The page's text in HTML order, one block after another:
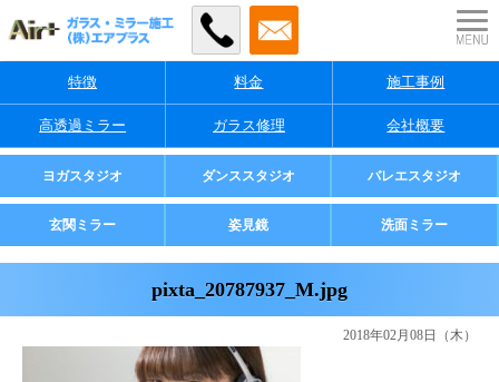
特徴 料金 施工事例
高透過ミラー ガラス修理 会社概要
業者様・店舗様向け
ヨガスタジオ ダンススタジオ バレエスタジオ
ご家庭用
玄関ミラー 姿見鏡 洗面ミラー
pixta_20787937_M.jpg
2018年02月08日（木）